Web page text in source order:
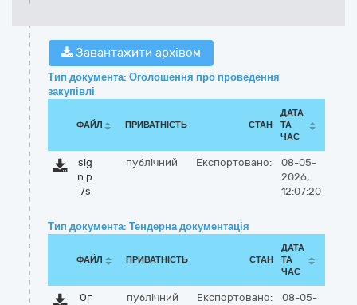
Завантажити архівом
Тип документа: Оголошення про проведення
закупівлі
ФАЙЛ ПРИВАТНІСТЬ СТАН
ДАТА
ТА
ЧАС
sig
n.p
7s
публічний Експортовано:
08-05-
2026,
12:07:20
Тип документа: Тендерна документація
ФАЙЛ ПРИВАТНІСТЬ СТАН
ДАТА
ТА
ЧАС
Ог
публічний Експортовано:
08-05-